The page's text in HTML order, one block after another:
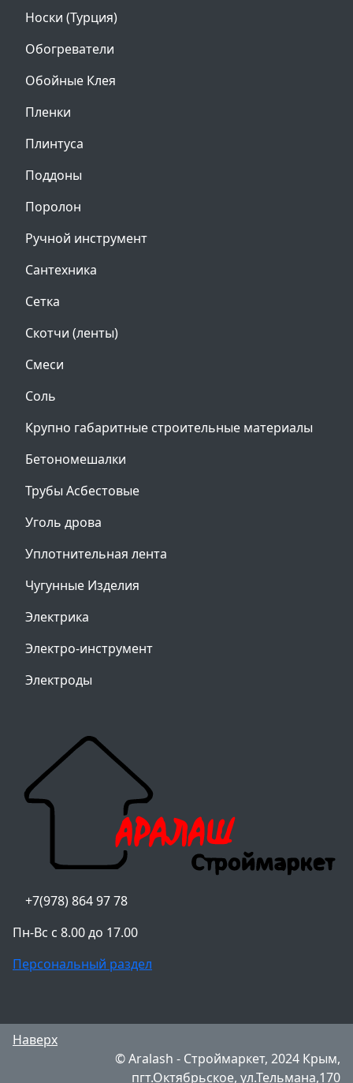
Носки (Турция)
Обогреватели
Обойные Клея
Пленки
Плинтуса
Поддоны
Поролон
Ручной инструмент
Сантехника
Сетка
Скотчи (ленты)
Смеси
Соль
Крупно габаритные строительные материалы
Бетономешалки
Трубы Асбестовые
Уголь дрова
Уплотнительная лента
Чугунные Изделия
Электрика
Электро-инструмент
Электроды
+7(978) 864 97 78
Пн-Вс с 8.00 до 17.00
Персональный раздел
Наверх
© Aralash - Строймаркет, 2024 Крым,
пгт.Октябрьское, ул.Тельмана,170